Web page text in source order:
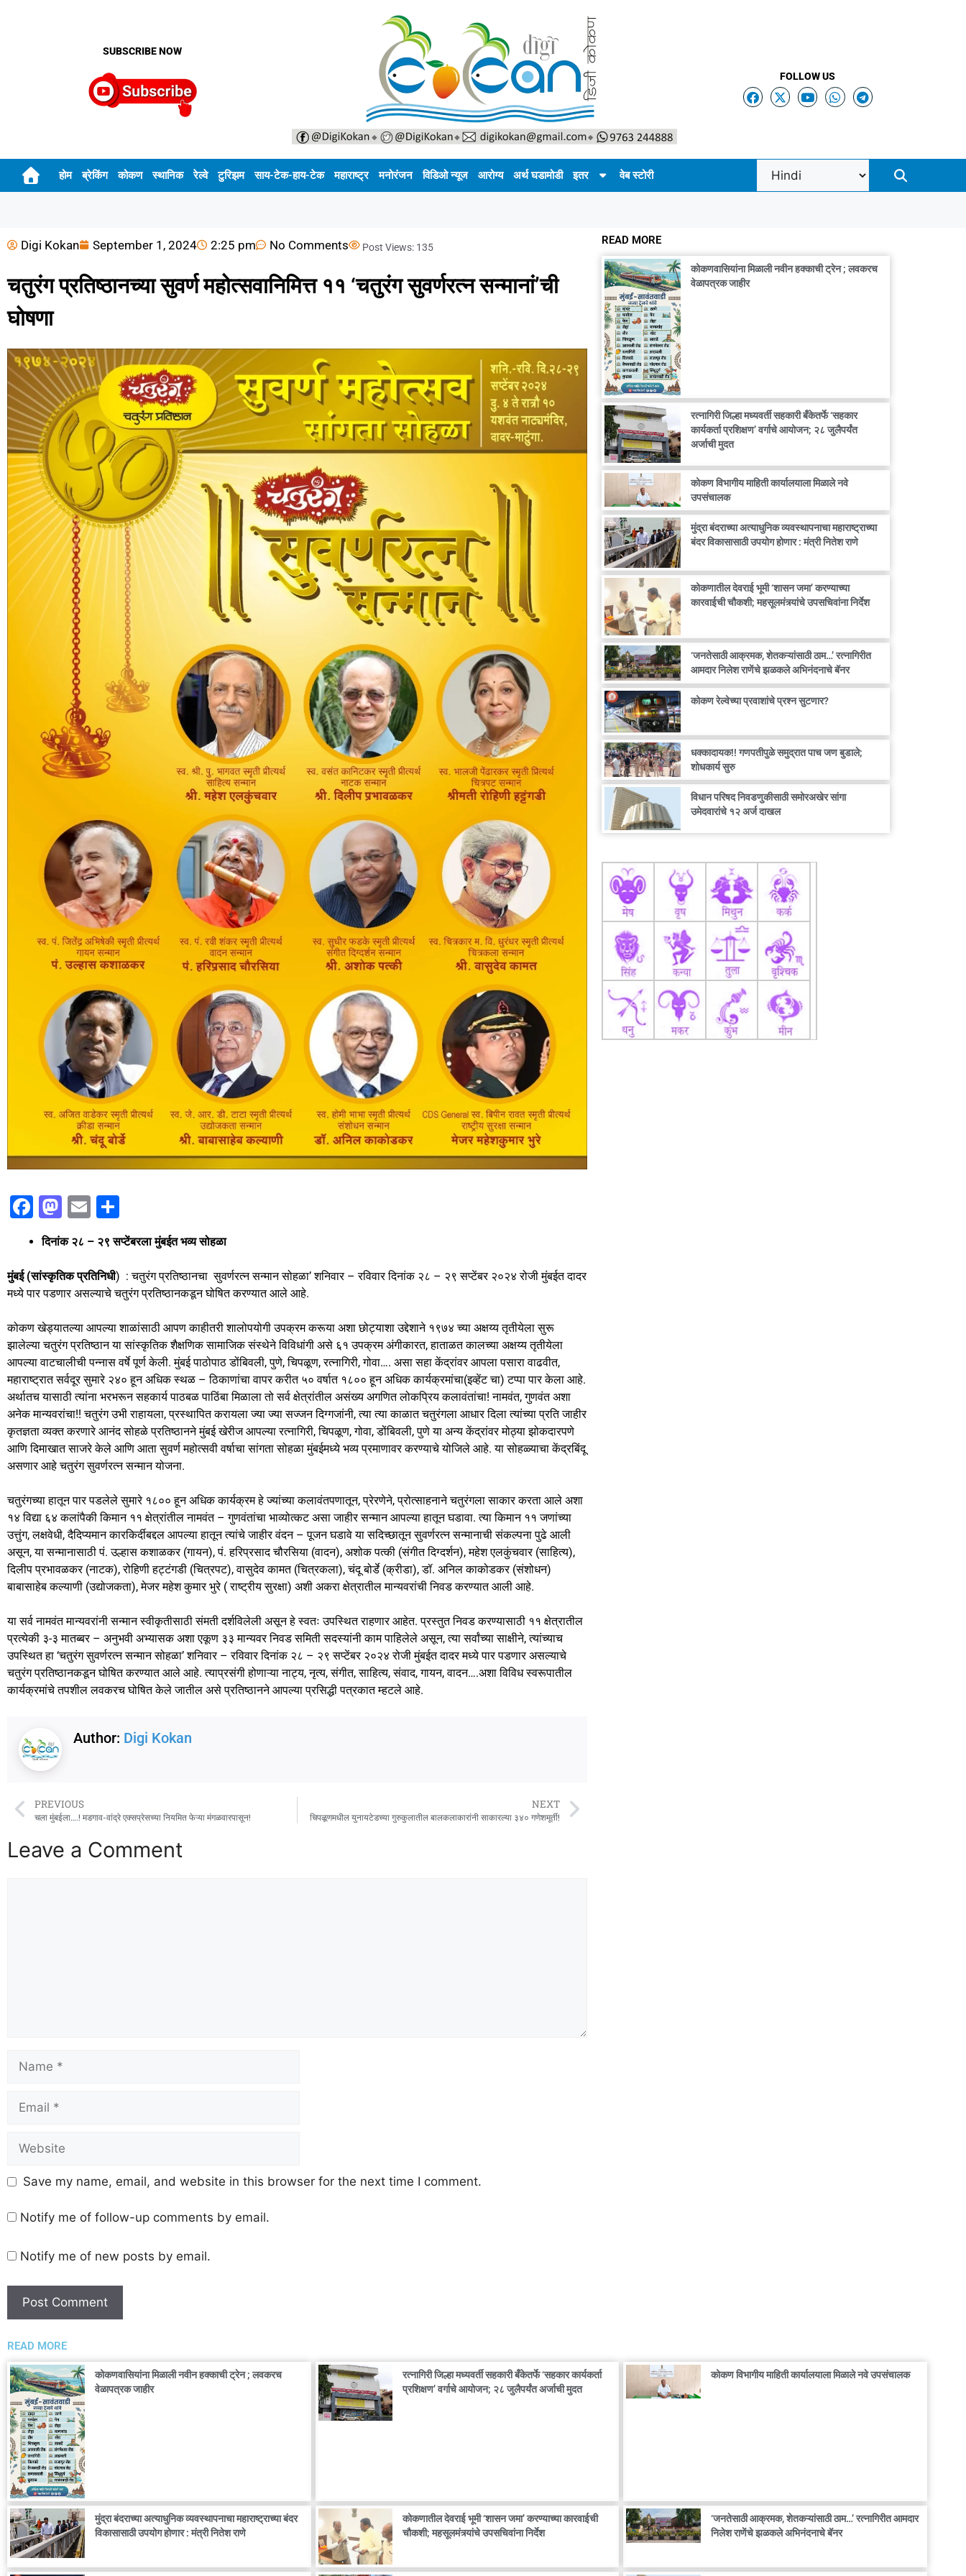
SUBSCRIBE NOW
FOLLOW US
होम ब्रेकिंग कोकण स्थानिक रेल्वे टुरिझम साय-टेक-हाय-टेक महाराष्ट्र मनोरंजन विडिओ न्यूज आरोग्य अर्थ घडामोडी इतर वेब स्टोरी
Digi Kokan September 1, 2024 2:25 pm No Comments Post Views: 135
चतुरंग प्रतिष्ठानच्या सुवर्ण महोत्सवानिमित्त ११ ‘चतुरंग सुवर्णरत्न सन्मानां’ची
घोषणा
F
a
c
e
b
o
o
k
M
st
o
d
o
n
E
ai
l
h
ar
e
दिनांक २८ – २९ सप्टेंबरला मुंबईत भव्य सोहळा
मुंबई (सांस्कृतिक प्रतिनिधी) : चतुरंग प्रतिष्ठानचा सुवर्णरत्न सन्मान सोहळा’ शनिवार – रविवार दिनांक २८ – २९ सप्टेंबर २०२४ रोजी मुंबईत दादर
मध्ये पार पडणार असल्याचे चतुरंग प्रतिष्ठानकडून घोषित करण्यात आले आहे.
कोकण खेड्यातल्या आपल्या शाळांसाठी आपण काहीतरी शालोपयोगी उपक्रम करूया अशा छोट्याशा उद्देशाने १९७४ च्या अक्षय्य तृतीयेला सुरू
झालेल्या चतुरंग प्रतिष्ठान या सांस्कृतिक शैक्षणिक सामाजिक संस्थेने विविधांगी असे ६१ उपक्रम अंगीकारत, हाताळत कालच्या अक्षय्य तृतीयेला
आपल्या वाटचालीची पन्नास वर्षे पूर्ण केली. मुंबई पाठोपाठ डोंबिवली, पुणे, चिपळूण, रत्नागिरी, गोवा…. असा सहा केंद्रांवर आपला पसारा वाढवीत,
महाराष्ट्रात सर्वदूर सुमारे २४० हून अधिक स्थळ – ठिकाणांचा वापर करीत ५० वर्षात १८०० हून अधिक कार्यक्रमांचा(इव्हेंट चा) टप्पा पार केला आहे.
अर्थातच यासाठी त्यांना भरभरून सहकार्य पाठबळ पाठिंबा मिळाला तो सर्व क्षेत्रांतील असंख्य अगणित लोकप्रिय कलावंतांचा! नामवंत, गुणवंत अशा
अनेक मान्यवरांचा!! चतुरंग उभी राहायला, प्रस्थापित करायला ज्या ज्या सज्जन दिग्गजांनी, त्या त्या काळात चतुरंगला आधार दिला त्यांच्या प्रति जाहीर
कृतज्ञता व्यक्त करणारे आनंद सोहळे प्रतिष्ठानने मुंबई खेरीज आपल्या रत्नागिरी, चिपळूण, गोवा, डोंबिवली, पुणे या अन्य केंद्रांवर मोठ्या झोकदारपणे
आणि दिमाखात साजरे केले आणि आता सुवर्ण महोत्सवी वर्षाचा सांगता सोहळा मुंबईमध्ये भव्य प्रमाणावर करण्याचे योजिले आहे. या सोहळ्याचा केंद्रबिंदू
असणार आहे चतुरंग सुवर्णरत्न सन्मान योजना.
चतुरंगच्या हातून पार पडलेले सुमारे १८०० हून अधिक कार्यक्रम हे ज्यांच्या कलावंतपणातून, प्रेरणेने, प्रोत्साहनाने चतुरंगला साकार करता आले अशा
१४ विद्या ६४ कलांपैकी किमान ११ क्षेत्रांतील नामवंत – गुणवंतांचा भाव्योत्कट असा जाहीर सन्मान आपल्या हातून घडावा. त्या किमान ११ जणांच्या
उत्तुंग, लक्षवेधी, दैदिप्यमान कारकिर्दीबद्दल आपल्या हातून त्यांचे जाहीर वंदन – पूजन घडावे या सदिच्छातून सुवर्णरत्न सन्मानाची संकल्पना पुढे आली
असून, या सन्मानासाठी पं. उल्हास कशाळकर (गायन), पं. हरिप्रसाद चौरसिया (वादन), अशोक पत्की (संगीत दिग्दर्शन), महेश एलकुंचवार (साहित्य),
दिलीप प्रभावळकर (नाटक), रोहिणी हट्टंगडी (चित्रपट), वासुदेव कामत (चित्रकला), चंदू बोर्डे (क्रीडा), डॉ. अनिल काकोडकर (संशोधन)
बाबासाहेब कल्याणी (उद्योजकता), मेजर महेश कुमार भुरे ( राष्ट्रीय सुरक्षा) अशी अकरा क्षेत्रातील मान्यवरांची निवड करण्यात आली आहे.
या सर्व नामवंत मान्यवरांनी सन्मान स्वीकृतीसाठी संमती दर्शविलेली असून हे स्वतः उपस्थित राहणार आहेत. प्रस्तुत निवड करण्यासाठी ११ क्षेत्रातील
प्रत्येकी ३-३ मातब्बर – अनुभवी अभ्यासक अशा एकूण ३३ मान्यवर निवड समिती सदस्यांनी काम पाहिलेले असून, त्या सर्वांच्या साक्षीने, त्यांच्याच
उपस्थित हा ‘चतुरंग सुवर्णरत्न सन्मान सोहळा’ शनिवार – रविवार दिनांक २८ – २९ सप्टेंबर २०२४ रोजी मुंबईत दादर मध्ये पार पडणार असल्याचे
चतुरंग प्रतिष्ठानकडून घोषित करण्यात आले आहे. त्याप्रसंगी होणाऱ्या नाट्य, नृत्य, संगीत, साहित्य, संवाद, गायन, वादन….अशा विविध स्वरूपातील
कार्यक्रमांचे तपशील लवकरच घोषित केले जातील असे प्रतिष्ठानने आपल्या प्रसिद्धी पत्रकात म्हटले आहे.
Author: Digi Kokan
PREVIOUS
चला मुंबईला….! मडगाव-वांद्रे एक्सप्रेसच्या नियमित फेऱ्या मंगळवारपासून!
NEXT
चिपळूणमधील युनायटेडच्या गुरुकुलातील बालकलाकारांनी साकारल्या ३४० गणेशमूर्ती!
Leave a Comment
Save my name, email, and website in this browser for the next time I comment.
Notify me of follow-up comments by email.
Notify me of new posts by email.
READ MORE
कोकणवासियांना मिळाली नवीन हक्काची ट्रेन ; लवकरच
वेळापत्रक जाहीर
रत्नागिरी जिल्हा मध्यवर्ती सहकारी बँकेतर्फे ‘सहकार
कार्यकर्ता प्रशिक्षण’ वर्गाचे आयोजन; २८ जुलैपर्यंत
अर्जाची मुदत
कोकण विभागीय माहिती कार्यालयाला मिळाले नवे
उपसंचालक
मुंद्रा बंदराच्या अत्याधुनिक व्यवस्थापनाचा महाराष्ट्राच्या
बंदर विकासासाठी उपयोग होणार : मंत्री नितेश राणे
कोकणातील देवराई भूमी ‘शासन जमा’ करण्याच्या
कारवाईची चौकशी; महसूलमंत्र्यांचे उपसचिवांना निर्देश
‘जनतेसाठी आक्रमक, शेतकऱ्यांसाठी ठाम…’ रत्नागिरीत
आमदार निलेश राणेंचे झळकले अभिनंदनाचे बॅनर
कोकण रेल्वेच्या प्रवाशांचे प्रश्न सुटणार?
धक्कादायक!! गणपतीपुळे समुद्रात पाच जण बुडाले;
शोधकार्य सुरु
विधान परिषद निवडणुकीसाठी समोरअखेर सांगा
उमेदवारांचे १२ अर्ज दाखल
READ MORE
कोकणवासियांना मिळाली नवीन हक्काची ट्रेन ; लवकरच
वेळापत्रक जाहीर
रत्नागिरी जिल्हा मध्यवर्ती सहकारी बँकेतर्फे ‘सहकार कार्यकर्ता
प्रशिक्षण’ वर्गाचे आयोजन; २८ जुलैपर्यंत अर्जाची मुदत
कोकण विभागीय माहिती कार्यालयाला मिळाले नवे उपसंचालक
मुंद्रा बंदराच्या अत्याधुनिक व्यवस्थापनाचा महाराष्ट्राच्या बंदर
विकासासाठी उपयोग होणार : मंत्री नितेश राणे
कोकणातील देवराई भूमी ‘शासन जमा’ करण्याच्या कारवाईची
चौकशी; महसूलमंत्र्यांचे उपसचिवांना निर्देश
‘जनतेसाठी आक्रमक, शेतकऱ्यांसाठी ठाम…’ रत्नागिरीत आमदार
निलेश राणेंचे झळकले अभिनंदनाचे बॅनर